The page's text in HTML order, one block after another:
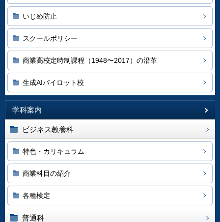
いじめ防止
スクールポリシー
商業高校定時制課程（1948〜2017）の沿革
生成AIパイロット校
学科案内
ビジネス教養科
特色・カリキュラム
商業科目の紹介
各種検定
普通科